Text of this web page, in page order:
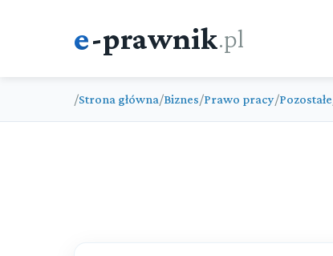
e-prawnik.pl
/Strona główna/Biznes/Prawo pracy/Pozostałe